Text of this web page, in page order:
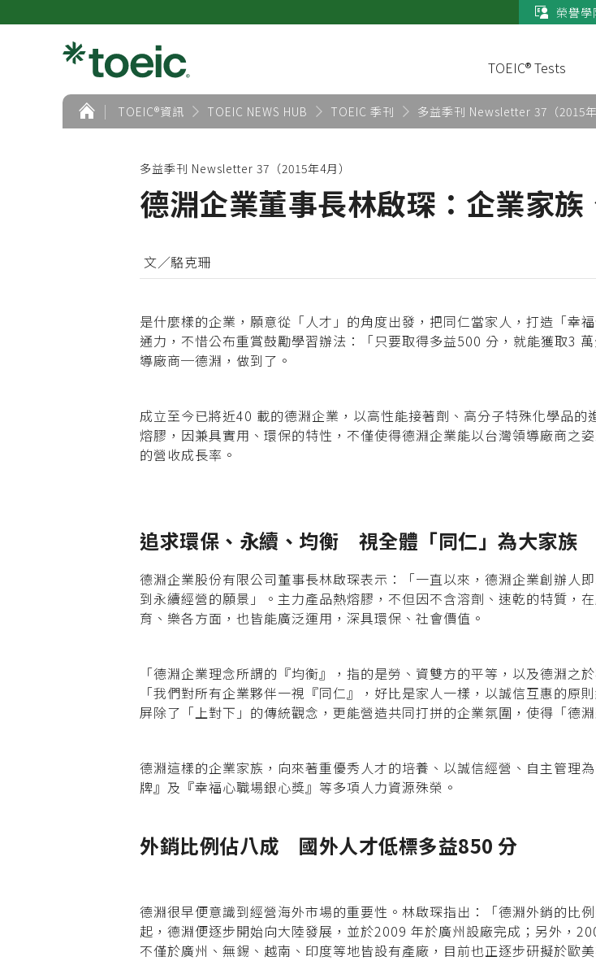
榮譽
TOEIC® Tests
首
頁
TOEIC®資訊 TOEIC NEWS HUB TOEIC 季刊 多益季刊 Newsletter 37（2015年
多益季刊 Newsletter 37（2015年4月）
德淵企業董事長林啟琛：企業家
文／駱克珊
是什麼樣的企業，願意從「人才」的角度出發，把同仁當家人，打造「幸
通力，不惜公布重賞鼓勵學習辦法：「只要取得多益500 分，就能獲取3
導廠商─德淵，做到了。
成立至今已將近40 載的德淵企業，以高性能接著劑、高分子特殊化學品
熔膠，因兼具實用、環保的特性，不僅使得德淵企業能以台灣領導廠商之
的營收成長率。
追求環保、永續、均衡 視全體「同仁」為大家族
德淵企業股份有限公司董事長林啟琛表示：「一直以來，德淵企業創辦人
到永續經營的願景」。主力產品熱熔膠，不但因不含溶劑、速乾的特質，
育、樂各方面，也皆能廣泛運用，深具環保、社會價值。
「德淵企業理念所謂的『均衡』，指的是勞、資雙方的平等，以及德淵之
「我們對所有企業夥伴一視『同仁』，好比是家人一樣，以誠信互惠的
屏除了「上對下」的傳統觀念，更能營造共同打拼的企業氛圍，使得「德
德淵這樣的企業家族，向來著重優秀人才的培養、以誠信經營、自主管理
牌』及『幸福心職場銀心獎』等多項人力資源殊榮。
外銷比例佔八成 國外人才低標多益850 分
德淵很早便意識到經營海外市場的重要性。林啟琛指出：「德淵外銷的比
起，德淵便逐步開始向大陸發展，並於2009 年於廣州設廠完成；另外，
不僅於廣州、無錫、越南、印度等地皆設有產廠，目前也正逐步研擬於歐